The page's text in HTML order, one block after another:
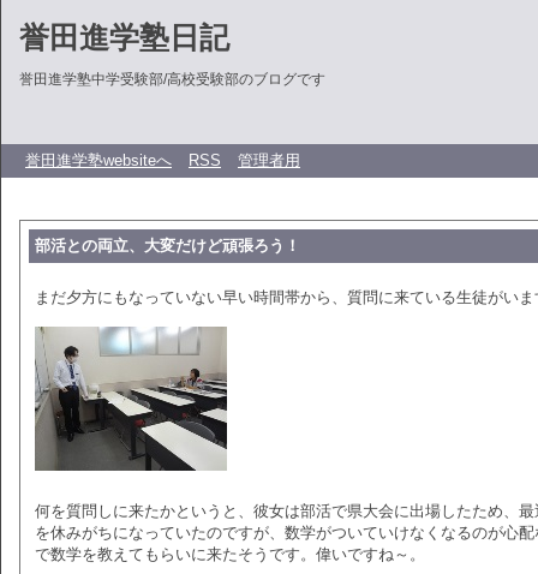
誉田進学塾日記
誉田進学塾中学受験部/高校受験部のブログです
誉田進学塾websiteへ RSS 管理者用
部活との両立、大変だけど頑張ろう！
まだ夕方にもなっていない早い時間帯から、質問に来ている生徒がいま
何を質問しに来たかというと、彼女は部活で県大会に出場したため、最
を休みがちになっていたのですが、数学がついていけなくなるのが心配
で数学を教えてもらいに来たそうです。偉いですね～。